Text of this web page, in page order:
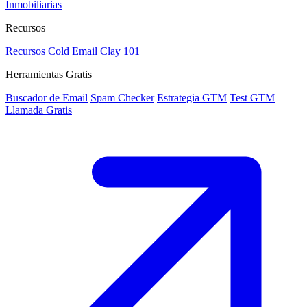
Inmobiliarias
Recursos
Recursos Cold Email Clay 101
Herramientas Gratis
Buscador de Email Spam Checker Estrategia GTM Test GTM
Llamada Gratis